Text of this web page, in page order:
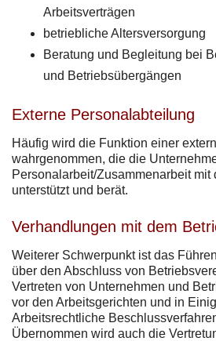
Arbeitsverträgen
betriebliche Altersversorgung
Beratung und Begleitung bei
und Betriebsübergängen
Externe Personalabteilung
Häufig wird die Funktion einer
wahrgenommen, die die
Personalarbeit/Zusammenarbeit mit
unterstützt und berät.
Verhandlungen mit dem
Weiterer Schwerpunkt ist das
über den Abschluss von
Vertreten von Unternehmen und
vor den Arbeitsgerichten und in
Arbeitsrechtliche
Übernommen wird auch die